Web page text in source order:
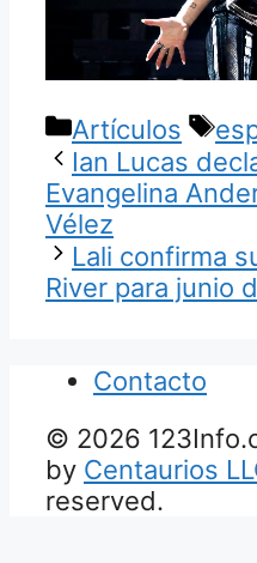
Categorías
Artículos
Ian Lucas
Evangelina
Vélez
Lali confirma
River para junio
Contacto
© 2026
by Centaurios
reserved.